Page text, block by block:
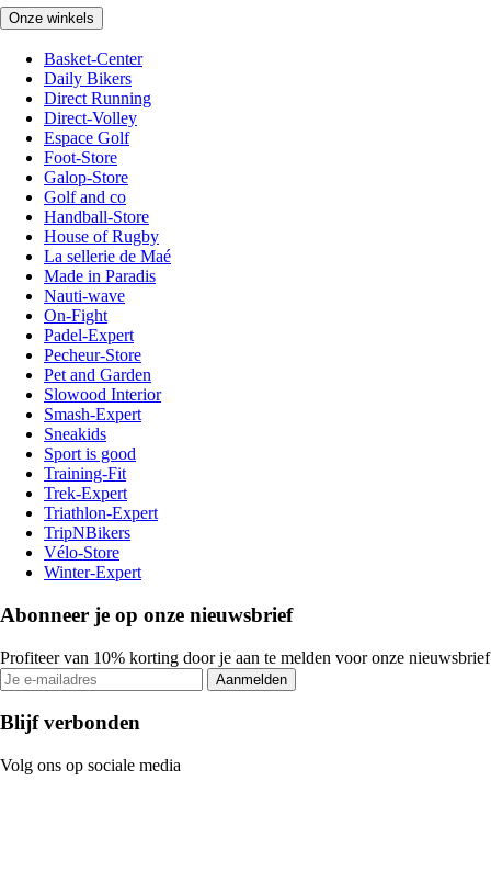
Onze winkels
Basket-Center
Daily Bikers
Direct Running
Direct-Volley
Espace Golf
Foot-Store
Galop-Store
Golf and co
Handball-Store
House of Rugby
La sellerie de Maé
Made in Paradis
Nauti-wave
On-Fight
Padel-Expert
Pecheur-Store
Pet and Garden
Slowood Interior
Smash-Expert
Sneakids
Sport is good
Training-Fit
Trek-Expert
Triathlon-Expert
TripNBikers
Vélo-Store
Winter-Expert
Abonneer je op onze nieuwsbrief
Profiteer van 10% korting door je aan te melden voor onze nieuwsbrief
Aanmelden
Blijf verbonden
Volg ons op sociale media